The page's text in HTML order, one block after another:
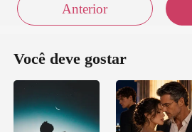
Anterior
Você deve gostar